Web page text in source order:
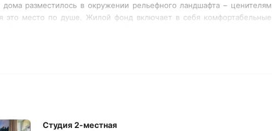
дома разместилось в окружении рельефного ландшафта – ценителям
это место по душе. Жилой фонд включает в себя комфортабельные
феном в санузле. Современные интерьеры комнат оформлены в
Студия 2-местная